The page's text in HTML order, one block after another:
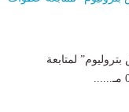
لمتابعة